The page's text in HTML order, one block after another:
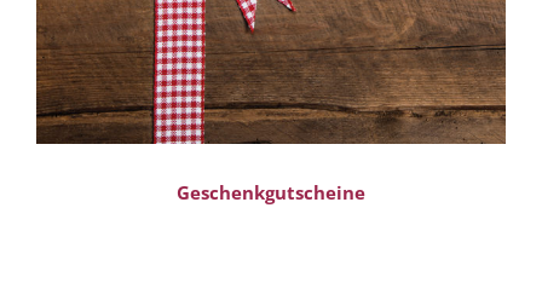
Geschenkgutscheine